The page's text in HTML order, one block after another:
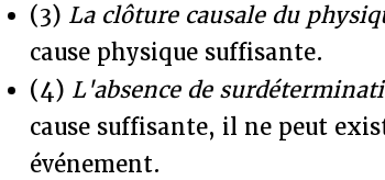
(3) La clôture causale du
cause physique suffisante.
(4) L'absence de
cause suffisante, il ne peut
événement.